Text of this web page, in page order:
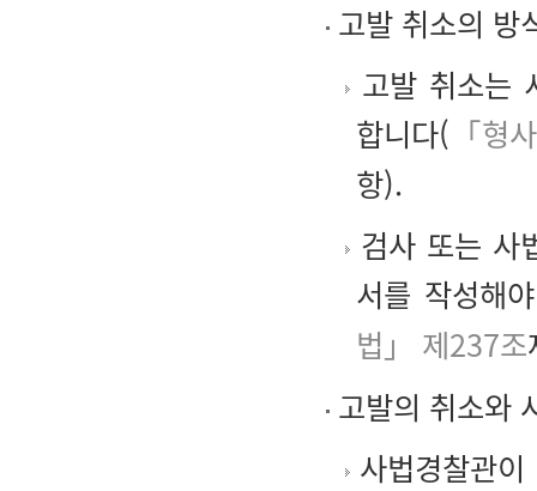
고발 취소의 방
고발 취소는
합니다( 「형
항).
검사 또는 사
서를 작성해
법」 제237조
고발의 취소와
사법경찰관